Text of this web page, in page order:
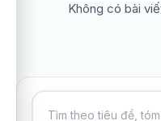
Không có bài